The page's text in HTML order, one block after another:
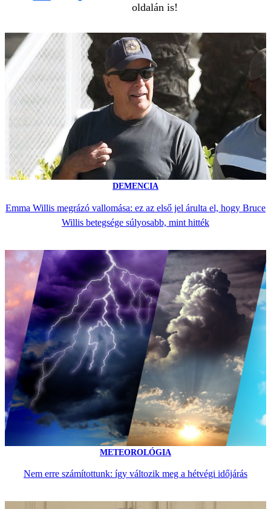
oldalán is!
DEMENCIA
Emma Willis megrázó vallomása: ez az első jel árulta el, hogy Bruce
Willis betegsége súlyosabb, mint hitték
METEOROLÓGIA
Nem erre számítottunk: így változik meg a hétvégi időjárás